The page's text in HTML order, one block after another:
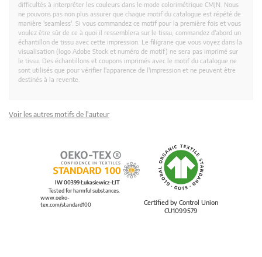
difficultés à interpréter les couleurs dans le mode colorimétrique CMJN. Nous
ne pouvons pas non plus assurer que chaque motif du catalogue est répété de
manière 'seamless'. Si vous commandez ce motif pour la première fois et vous
voulez être sûr de ce à quoi il ressemblera sur le tissu, commandez d'abord un
échantillon de tissu avec cette impression. Le filigrane que vous voyez dans la
visualisation (logo Adobe Stock et numéro de motif) ne sera pas imprimé sur
le tissu. Des échantillons et coupons imprimés avec le motif du catalogue ne
sont utilisés que pour vérifier l'apparence de l'impression et ne peuvent être
destinés à la revente.
Voir les autres motifs de l'auteur
Certified by Control Union
CU1099579
IW 00399 Łukasiewicz-ŁIT
Tested for harmful substances.
www.oeko-
tex.com/standard100